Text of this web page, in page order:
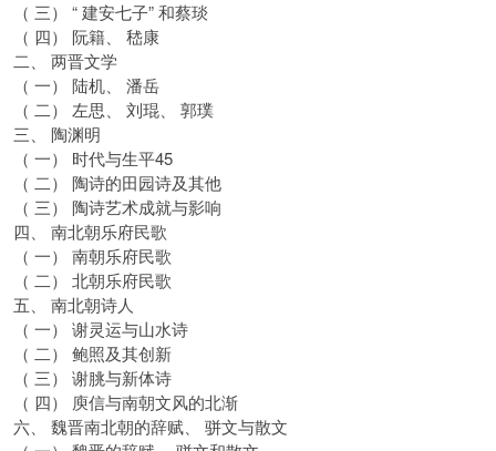
（ 三） “ 建安七子” 和蔡琰
（ 四） 阮籍、 嵇康
二、 两晋文学
（ 一） 陆机、 潘岳
（ 二） 左思、 刘琨、 郭璞
三、 陶渊明
（ 一） 时代与生平45
（ 二） 陶诗的田园诗及其他
（ 三） 陶诗艺术成就与影响
四、 南北朝乐府民歌
（ 一） 南朝乐府民歌
（ 二） 北朝乐府民歌
五、 南北朝诗人
（ 一） 谢灵运与山水诗
（ 二） 鲍照及其创新
（ 三） 谢朓与新体诗
（ 四） 庾信与南朝文风的北渐
六、 魏晋南北朝的辞赋、 骈文与散文